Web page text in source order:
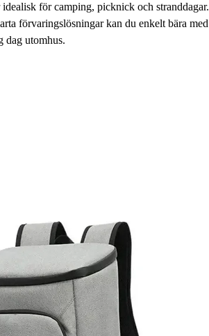
för camping, picknick och stranddagar.
förvaringslösningar kan du enkelt bära med
dag utomhus.